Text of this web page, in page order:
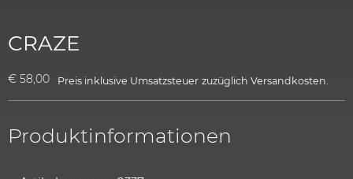
CRAZE
€ 58,00 Preis inklusive Umsatzsteuer zuzüglich Versandkosten.
Produktinformationen